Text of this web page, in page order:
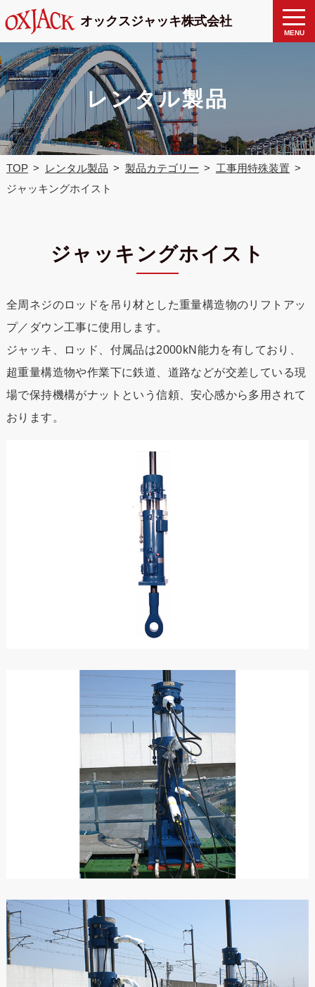
オックスジャッキ株式会社
toggle
MENU
製品検
索
レンタル製品
TOP レンタル製品 製品カテゴリー
工事用特殊装置
ジャッキングホイスト
ジャッキングホイスト
全周ネジのロッドを吊り材とした重量構造物のリフトアッ
プ／ダウン工事に使用します。
ジャッキ、ロッド、付属品は2000kN能力を有しており、
超重量構造物や作業下に鉄道、道路などが交差している現
場で保持機構がナットという信頼、安心感から多用されて
おります。